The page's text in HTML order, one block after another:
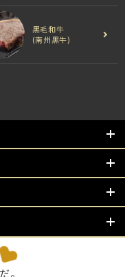
黒毛和牛
(南州黒牛)
。